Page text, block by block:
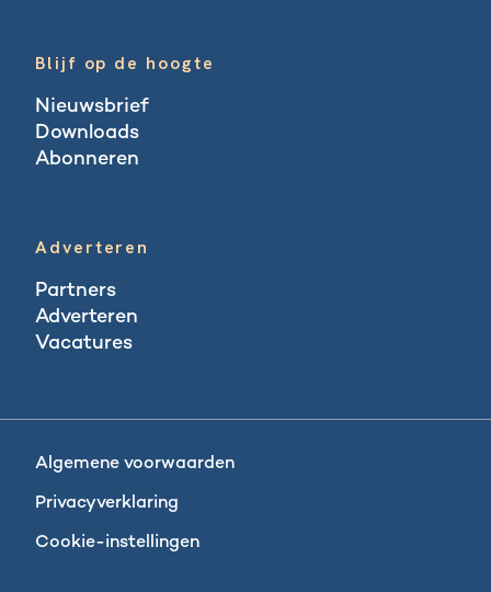
Blijf op de hoogte
Nieuwsbrief
Downloads
Abonneren
Adverteren
Partners
Adverteren
Vacatures
Algemene voorwaarden
Privacyverklaring
Cookie-instellingen